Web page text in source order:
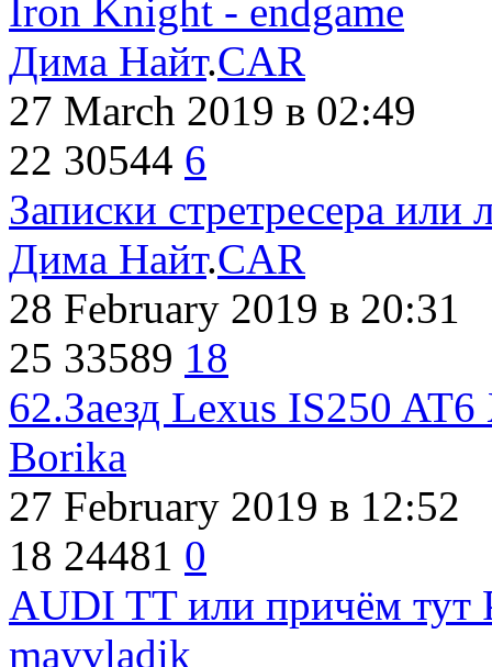
Iron Knight - endgame
Дима Найт.CAR
27 March 2019 в 02:49
22 30544 6
Записки стретресера или
Дима Найт.CAR
28 February 2019 в 20:31
25 33589 18
62.Заезд Lexus IS250
Borika
27 February 2019 в 12:52
18 24481 0
AUDI TT или причём тут
mayvladik